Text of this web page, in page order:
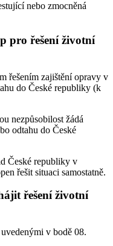
nebo zmocněná
pro řešení životní
řešením zajištění opravy v
do České republiky (k
nezpůsobilost žádá
odtahu do České
České republiky v
řešit situaci samostatně.
řešení životní
v bodě 08.